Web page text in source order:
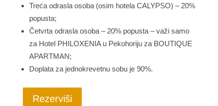
Treća odrasla osoba (osim hotela CALYPSO) – 20%
popusta;
Četvrta odrasla osoba – 20% popusta – važi samo
za Hotel PHILOXENIA u Pekohoriju za BOUTIQUE
APARTMAN;
Doplata za jednokrevetnu sobu je 90%.
Rezerviši